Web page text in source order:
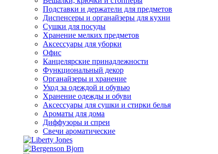
Подставки и держатели для предметов
Диспенсеры и органайзеры для кухни
Сушки для посуды
Хранение мелких предметов
Аксессуары для уборки
Офис
Канцелярские принадлежности
Функциональный декор
Органайзеры и хранение
Уход за одеждой и обувью
Хранение одежды и обуви
Аксессуары для сушки и стирки белья
Ароматы для дома
Диффузоры и спреи
Свечи ароматические